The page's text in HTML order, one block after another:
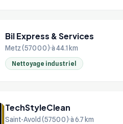
Bil Express & Services
Metz (57000) à 44.1 km
Nettoyage industriel
TechStyleClean
Saint-Avold (57500) à 6.7 km